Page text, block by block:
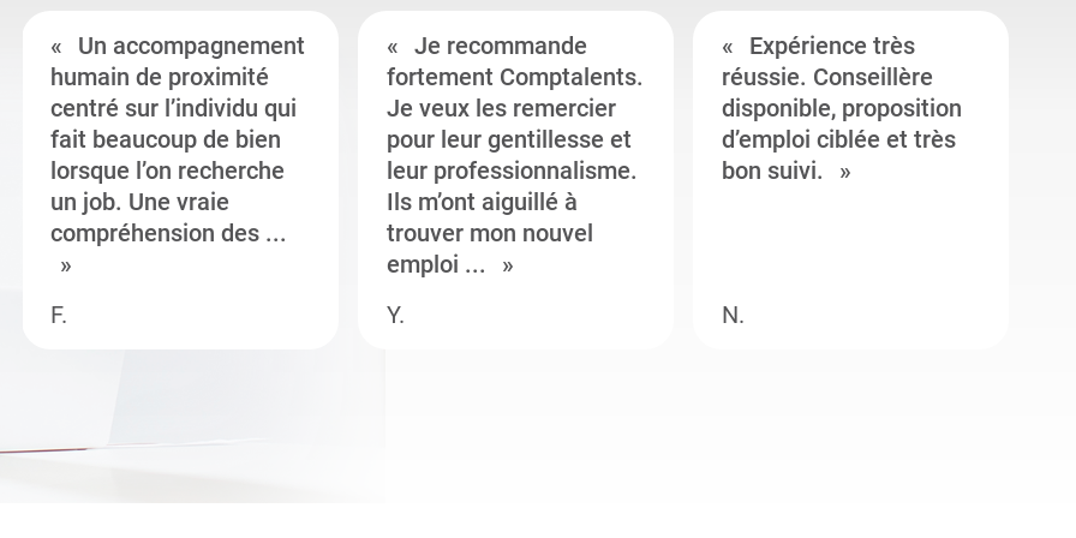
Un accompagnement
humain de proximité
centré sur l’individu qui
fait beaucoup de bien
lorsque l’on recherche
un job. Une vraie
compréhension des ...
F.
Je recommande
fortement Comptalents.
Je veux les remercier
pour leur gentillesse et
leur professionnalisme.
Ils m’ont aiguillé à
trouver mon nouvel
emploi ...
Y.
Expérience très
réussie. Conseillère
disponible, proposition
d’emploi ciblée et très
bon suivi.
N.